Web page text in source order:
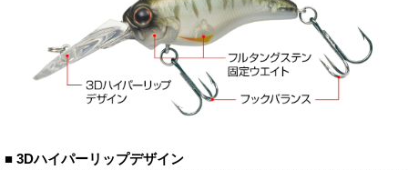
■ 3Dハイパーリップデザイン